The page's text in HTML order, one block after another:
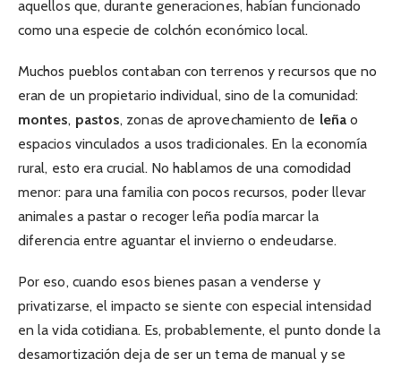
aquellos que, durante generaciones, habían funcionado
como una especie de colchón económico local.
Muchos pueblos contaban con terrenos y recursos que no
eran de un propietario individual, sino de la comunidad:
montes, pastos, zonas de aprovechamiento de leñao
espacios vinculados a usos tradicionales. En la economía
rural, esto era crucial. No hablamos de una comodidad
menor: para una familia con pocos recursos, poder llevar
animales a pastar o recoger leña podía marcar la
diferencia entre aguantar el invierno o endeudarse.
Por eso, cuando esos bienes pasan a venderse y
privatizarse, el impacto se siente con especial intensidad
en la vida cotidiana. Es, probablemente, el punto donde la
desamortización deja de ser un tema de manual y se